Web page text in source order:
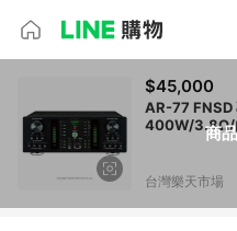
商
$45,000
AR-77 FNSD
400W/3.8Ω/
台灣樂天市場